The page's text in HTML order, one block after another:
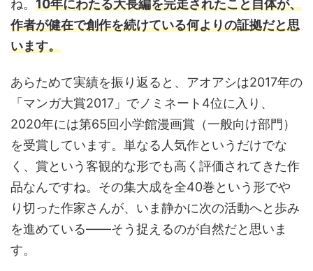
ね。 10年にわたる大長編を完走されたこと自体が、
作者が健在で創作を続けている何よりの証拠だと思
います。
あらためて実績を振り返ると、アオアシは2017年の
「マンガ大賞2017」でノミネート4位に入り、
2020年には第65回小学館漫画賞（一般向け部門）
を受賞しています。単なる人気作というだけでな
く、賞という客観的な形でも高く評価されてきた作
品なんですね。その集大成を全40巻という形でや
り切った作家さんが、いま静かに次の活動へと歩み
を進めている——そう捉えるのが自然だと思いま
す。